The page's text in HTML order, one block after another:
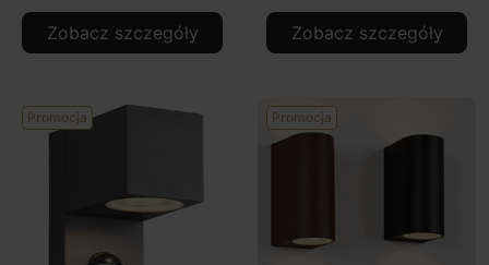
Zobacz szczegóły Zobacz szczegóły
Promocja Promocja